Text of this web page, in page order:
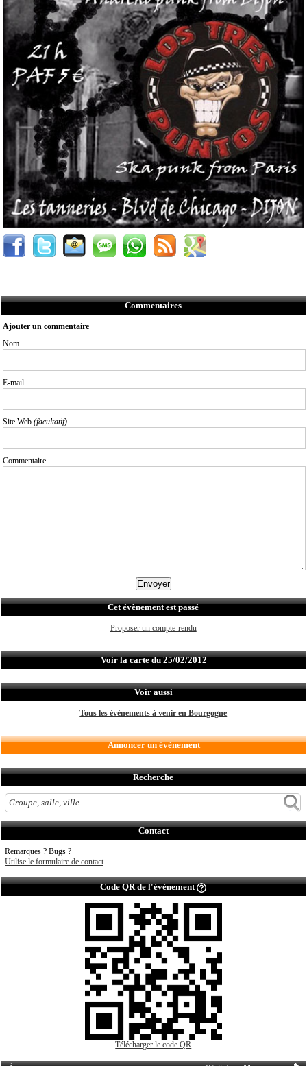
Commentaires
Ajouter un commentaire
Nom
E-mail
Site Web (facultatif)
Commentaire
Cet évènement est passé
Proposer un compte-rendu
Voir la carte du 25/02/2012
Voir aussi
Tous les évènements à venir en Bourgogne
Annoncer un évènement
Recherche
Contact
Remarques ? Bugs ?
Utilise le formulaire de contact
Code QR de l'évènement
Télécharger le code QR